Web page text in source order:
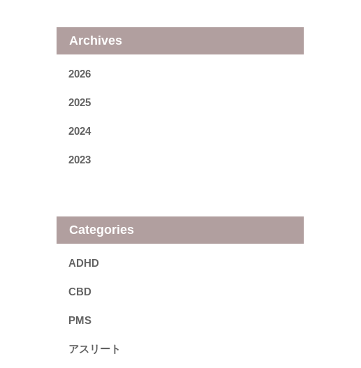
Archives
2026
2025
2024
2023
Categories
ADHD
CBD
PMS
アスリート